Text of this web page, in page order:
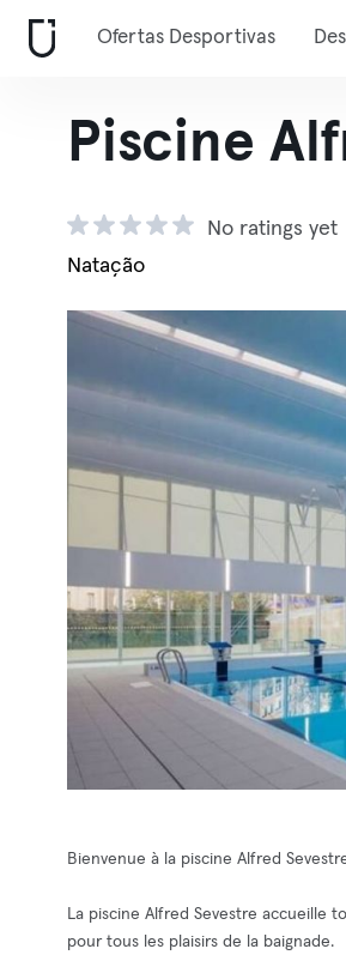
Ofertas Desportivas
Piscine
No ratings yet
Natação
Bienvenue à la piscine Alfred
La piscine Alfred Sevestre accueille
pour tous les plaisirs de la baignade.